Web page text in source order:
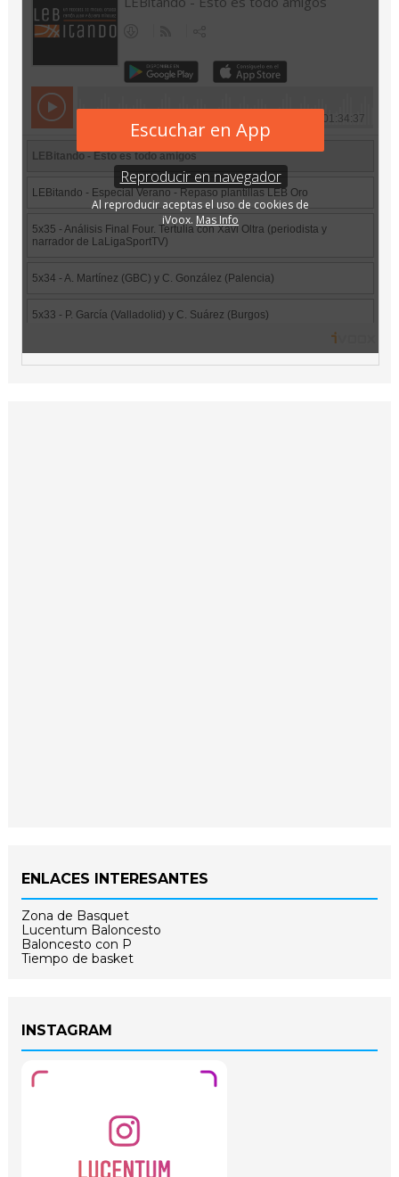
ENLACES INTERESANTES
Zona de Basquet
Lucentum Baloncesto
Baloncesto con P
Tiempo de basket
INSTAGRAM